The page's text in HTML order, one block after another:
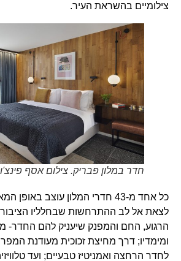
צילומיים בהשראת העיר.
חדר במלון פבריק. צילום אסף פינצ'וק
כל אחד מ-43 חדרי המלון עוצב באופן
לצאת אל לב ההתרחשות שבחלליו
הרגוע, החם והמפנק שיעניק להם החדר-
ומימדיו; דרך מחיצת זכוכית מעודנת
לחדר הרחצה ואמניטיז טבעיים; ועד טלוויזיה